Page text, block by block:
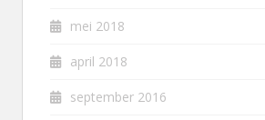
mei 2018
april 2018
september 2016